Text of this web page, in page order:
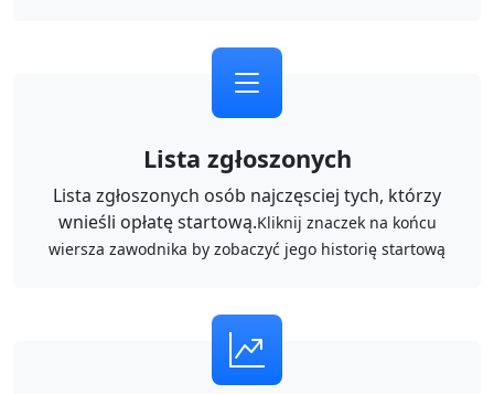
Lista zgłoszonych
Lista zgłoszonych osób najczęsciej tych, którzy
wnieśli opłatę startową.Kliknij znaczek na końcu
wiersza zawodnika by zobaczyć jego historię startową